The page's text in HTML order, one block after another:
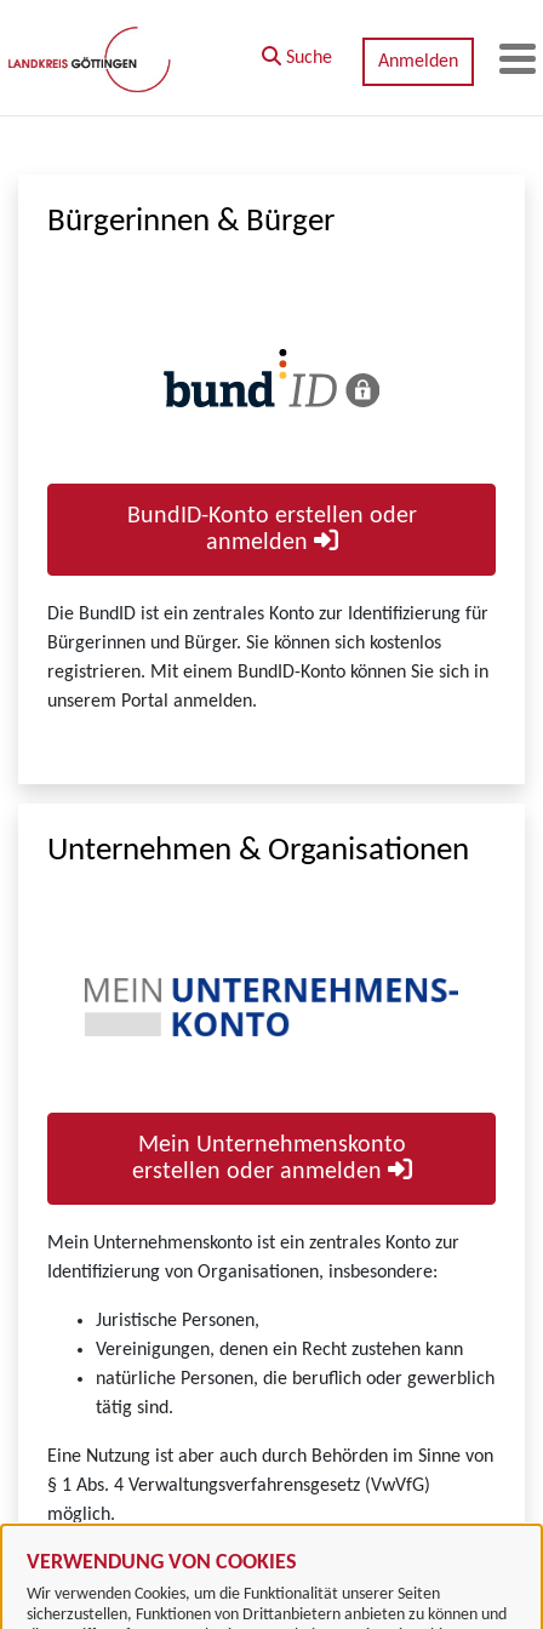
Zum Hauptinhalt springen
VERWENDUNG VON COOKIES
Wir verwenden Cookies, um die Funktionalität unserer Seiten
sicherzustellen, Funktionen von Drittanbietern anbieten zu können und
Suche Anmelden
Bürgerinnen & Bürger
BundID-Konto erstellen oder
anmelden
Die BundID ist ein zentrales Konto zur Identifizierung für
Bürgerinnen und Bürger. Sie können sich kostenlos
registrieren. Mit einem BundID-Konto können Sie sich in
unserem Portal anmelden.
Unternehmen & Organisationen
Mein Unternehmenskonto
erstellen oder anmelden
Mein Unternehmenskonto ist ein zentrales Konto zur
Identifizierung von Organisationen, insbesondere:
Juristische Personen,
Vereinigungen, denen ein Recht zustehen kann
natürliche Personen, die beruflich oder gewerblich
tätig sind.
Eine Nutzung ist aber auch durch Behörden im Sinne von
§ 1 Abs. 4 Verwaltungsverfahrensgesetz (VwVfG)
möglich.